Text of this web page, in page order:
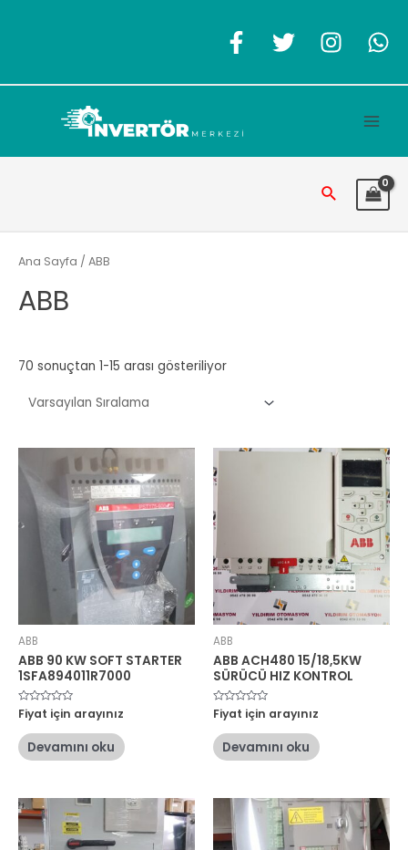
Arama
Ana Sayfa / ABB
ABB
70 sonuçtan 1-15 arası gösteriliyor
ABB
ABB 90 KW SOFT STARTER
1SFA894011R7000
5
üzerinden
oy
aldı
Fiyat için arayınız
Devamını oku
ABB
ABB ACH480 15/18,5KW
SÜRÜCÜ HIZ KONTROL
5
üzerinden
oy
aldı
Fiyat için arayınız
Devamını oku